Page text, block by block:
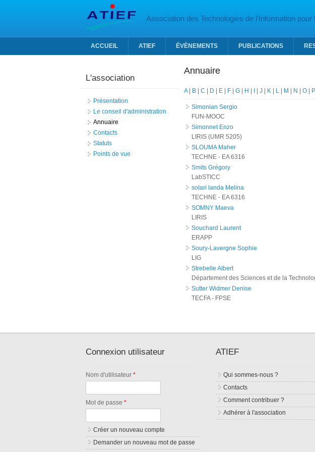
Association des Technologies de l’Information pour
ACCUEIL ATIEF ÉVÈNEMENTS PUBLICATIONS
Annuaire
A B C D E F G H J K L M N O P
Simonian Sergio
FUN-MOOC
Simonnet Enzo
LIRIS (UMR 5205)
SLOUMA Maher
TECHNE - EA 6316
Smits Grégory
LabSTICC
solari landa Melina
TECHNE - EA 6316
SOMNY Maeva
LIRIS
Souchard Laurent
ERAPP
Soury-Lavergne Sophie
LIG
Strebelle Albert
Département des Sciences et de la
Sutter Widmer Denise
TECFA - FPSE
L'association
Présentation
Le conseil d'administration
Annuaire
Contacts
Statuts
Points de vue
Connexion utilisateur
Nom d'utilisateur*
Mot de passe*
Créer un nouveau compte
Demander un nouveau mot de passe
ATIEF
Qui sommes-nous ?
Contacts
Comment contribuer ?
Adhérer à l'association